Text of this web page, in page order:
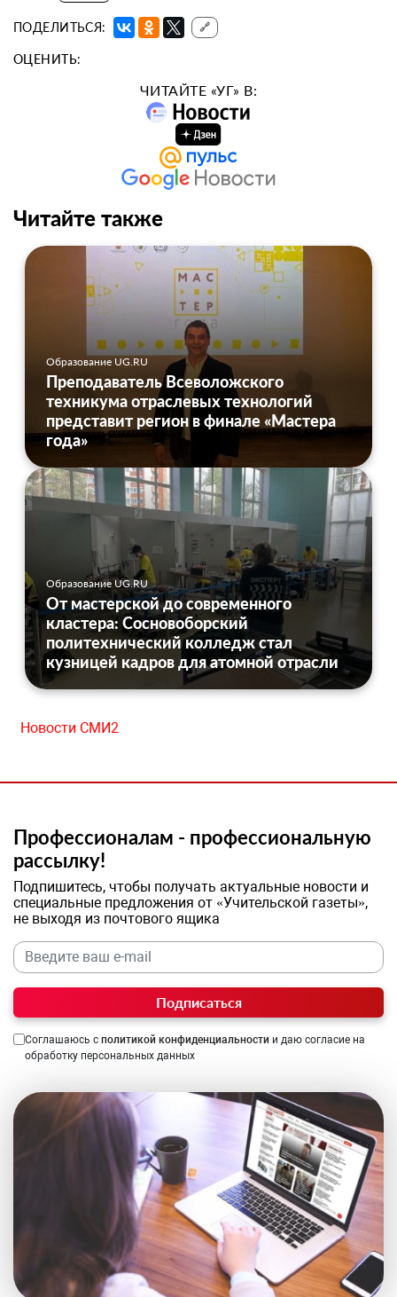
ПОДЕЛИТЬСЯ: 🔗
ОЦЕНИТЬ:
ЧИТАЙТЕ «УГ» В:
Читайте также
Образование UG.RU
Преподаватель Всеволожского
техникума отраслевых технологий
представит регион в финале «Мастера
года»
Образование UG.RU
От мастерской до современного
кластера: Сосновоборский
политехнический колледж стал
кузницей кадров для атомной отрасли
Новости СМИ2
Профессионалам - профессиональную
рассылку!
Подпишитесь, чтобы получать актуальные новости и
специальные предложения от «Учительской газеты»,
не выходя из почтового ящика
Подписаться
Соглашаюсь с политикой конфиденциальности и даю согласие на
обработку персональных данных